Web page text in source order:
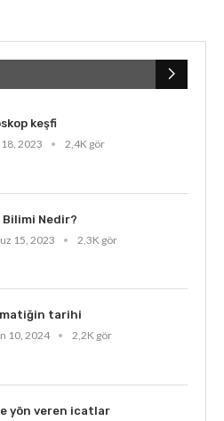
keşfi
18, 2023
2,4K gör
Bilimi Nedir?
15, 2023
2,3K gör
tarihi
10, 2024
2,2K gör
yön veren icatlar